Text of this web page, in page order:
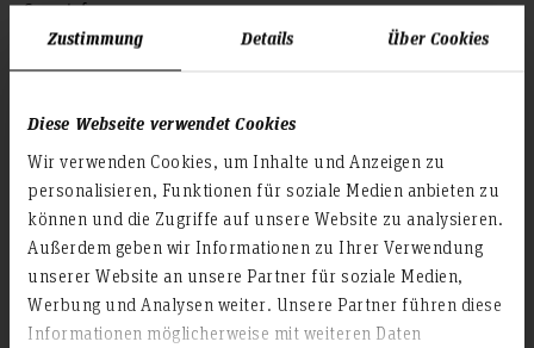
Zustimmung Details Über Cookies
Diese Webseite verwendet Cookies
Wir verwenden Cookies, um Inhalte und Anzeigen zu
personalisieren, Funktionen für soziale Medien anbieten zu
können und die Zugriffe auf unsere Website zu analysieren.
Außerdem geben wir Informationen zu Ihrer Verwendung
unserer Website an unsere Partner für soziale Medien,
Werbung und Analysen weiter. Unsere Partner führen diese
Informationen möglicherweise mit weiteren Daten
Search for persons
Career
Service & Organisation
Advisory Board
Advisory Services
Communications and Marketing
Continuing education
Data protection